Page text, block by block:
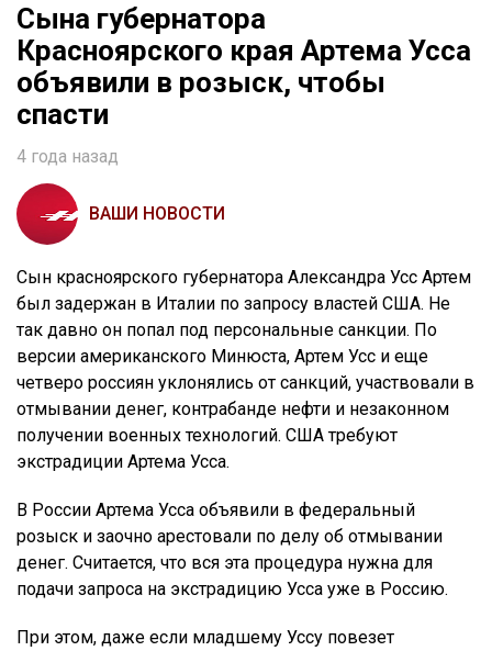
Сына губернатора
Красноярского края Артема Усса
объявили в розыск, чтобы
спасти
4 года назад
ВАШИ НОВОСТИ
Сын красноярского губернатора Александра Усс Артем
был задержан в Италии по запросу властей США. Не
так давно он попал под персональные санкции. По
версии американского Минюста, Артем Усс и еще
четверо россиян уклонялись от санкций, участвовали в
отмывании денег, контрабанде нефти и незаконном
получении военных технологий. США требуют
экстрадиции Артема Усса.
В России Артема Усса объявили в федеральный
розыск и заочно арестовали по делу об отмывании
денег. Считается, что вся эта процедура нужна для
подачи запроса на экстрадицию Усса уже в Россию.
При этом, даже если младшему Уссу повезет